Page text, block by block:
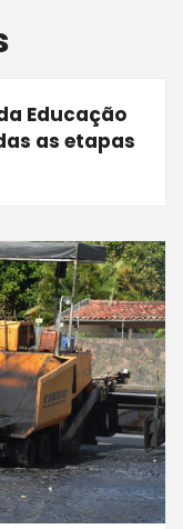
Educação
as etapas